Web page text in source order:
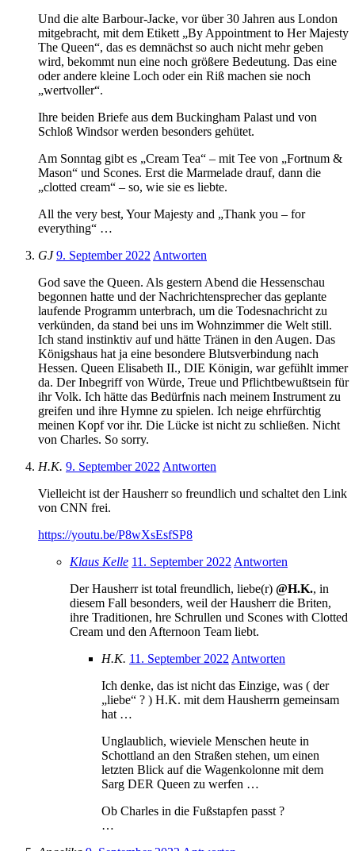
Und die alte Barbour-Jacke, vor über 30 Jahren aus London
mitgebracht, mit dem Etikett „By Appointment to Her Majesty
The Queen“, das es demnächst so auch nicht mehr geben
wird, bekommt nun eine noch größere Bedeutung. Das eine
oder andere kleine Loch oder ein Riß machen sie noch
„wertvoller“.
Ihre beiden Briefe aus dem Buckingham Palast und von
Schloß Windsor werden besonders gehütet.
Am Sonntag gibt es „Cream Tea“ – mit Tee von „Fortnum &
Mason“ und Scones. Erst die Marmelade drauf, dann die
„clotted cream“ – so, wie sie es liebte.
All the very best, Your Majesty and „Thank you – for
everything“ …
GJ 9. September 2022Antworten
God save the Queen. Als gestern Abend die Hessenschau
begonnen hatte und der Nachrichtensprecher das geplante
laufende Programm unterbrach, um die Todesnachricht zu
verkünden, da stand bei uns im Wohnzimmer die Welt still.
Ich stand instinktiv auf und hätte Tränen in den Augen. Das
Königshaus hat ja eine besondere Blutsverbindung nach
Hessen. Queen Elisabeth II., DIE Königin, war gefühlt immer
da. Der Inbegriff von Würde, Treue und Pflichtbewußtsein für
ihr Volk. Ich hätte das Bedürfnis nach meinem Instrument zu
greifen und ihre Hymne zu spielen. Ich neige ehrfürchtig
meinen Kopf vor ihr. Die Lücke ist nicht zu schließen. Nicht
von Charles. So sorry.
H.K. 9. September 2022Antworten
Vielleicht ist der Hausherr so freundlich und schaltet den Link
von CNN frei.
https://youtu.be/P8wXsEsfSP8
Klaus Kelle 11. September 2022Antworten
Der Hausherr ist total freundlich, liebe(r) @H.K., in
diesem Fall besonders, weil der Hausherr die Briten,
ihre Traditionen, hre Schrullen und Scones with Clotted
Cream und den Afternoon Team liebt.
H.K. 11. September 2022Antworten
Ich denke, das ist nicht das Einzige, was ( der
„liebe“ ? ) H.K. mit dem Hausherrn gemeinsam
hat …
Unglaublich, wieviele Menschen heute in
Schottland an den Straßen stehen, um einen
letzten Blick auf die Wagenkolonne mit dem
Sarg DER Queen zu werfen …
Ob Charles in die Fußstapfen passt ?
…